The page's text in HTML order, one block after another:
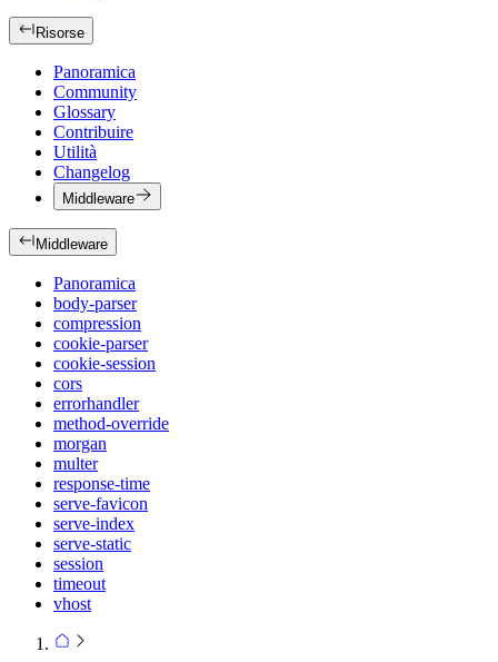
Risorse
Panoramica
Community
Glossary
Contribuire
Utilità
Changelog
Middleware
Middleware
Panoramica
body-parser
compression
cookie-parser
cookie-session
cors
errorhandler
method-override
morgan
multer
response-time
serve-favicon
serve-index
serve-static
session
timeout
vhost